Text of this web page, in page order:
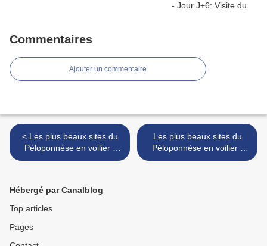
Commentaires
Ajouter un commentaire
< Les plus beaux sites du
Péloponnèse en voilier -
Jour J+5 : Visite d'Epidaure
Les plus beaux sites du
Péloponnèse en voilier -
Jour J+5 : Highway to Cap
Hébergé par Canalblog
Top articles
Pages